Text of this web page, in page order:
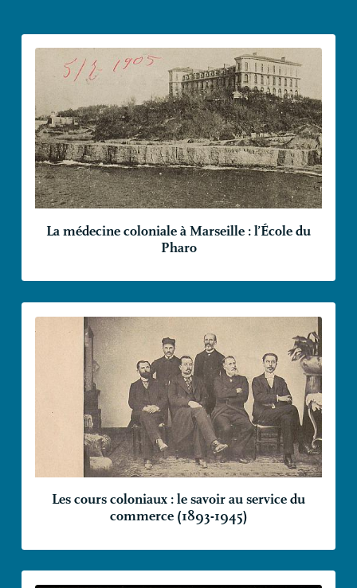
La médecine coloniale à Marseille : l’École du
Pharo
Les cours coloniaux : le savoir au service du
commerce (1893-1945)